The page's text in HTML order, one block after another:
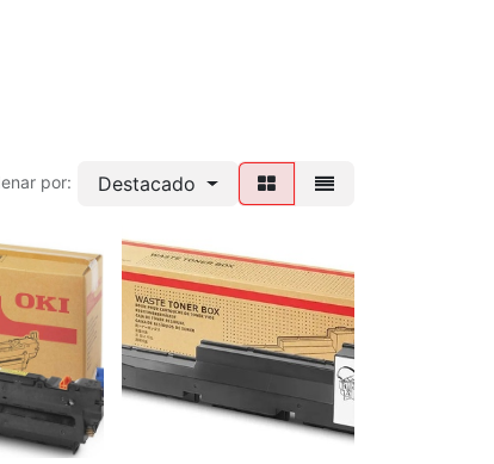
por: Destacado